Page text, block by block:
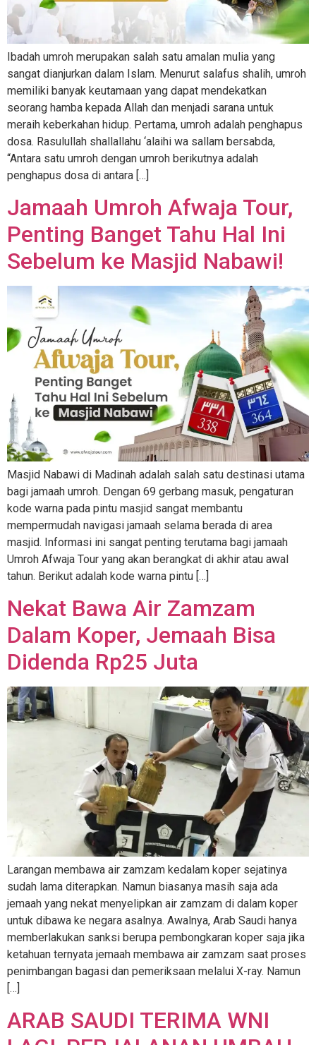
Ibadah umroh merupakan salah satu amalan mulia yang
sangat dianjurkan dalam Islam. Menurut salafus shalih, umroh
memiliki banyak keutamaan yang dapat mendekatkan
seorang hamba kepada Allah dan menjadi sarana untuk
meraih keberkahan hidup. Pertama, umroh adalah penghapus
dosa. Rasulullah shallallahu ‘alaihi wa sallam bersabda,
“Antara satu umroh dengan umroh berikutnya adalah
penghapus dosa di antara […]
Jamaah Umroh Afwaja Tour,
Penting Banget Tahu Hal Ini
Sebelum ke Masjid Nabawi!
Masjid Nabawi di Madinah adalah salah satu destinasi utama
bagi jamaah umroh. Dengan 69 gerbang masuk, pengaturan
kode warna pada pintu masjid sangat membantu
mempermudah navigasi jamaah selama berada di area
masjid. Informasi ini sangat penting terutama bagi jamaah
Umroh Afwaja Tour yang akan berangkat di akhir atau awal
tahun. Berikut adalah kode warna pintu […]
Nekat Bawa Air Zamzam
Dalam Koper, Jemaah Bisa
Didenda Rp25 Juta
Larangan membawa air zamzam kedalam koper sejatinya
sudah lama diterapkan. Namun biasanya masih saja ada
jemaah yang nekat menyelipkan air zamzam di dalam koper
untuk dibawa ke negara asalnya. Awalnya, Arab Saudi hanya
memberlakukan sanksi berupa pembongkaran koper saja jika
ketahuan ternyata jemaah membawa air zamzam saat proses
penimbangan bagasi dan pemeriksaan melalui X-ray. Namun
[…]
ARAB SAUDI TERIMA WNI